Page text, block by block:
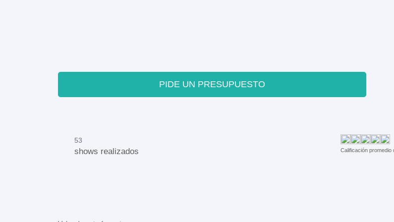
PIDE UN PRESUPUESTO
53
shows realizados Calificación promedio